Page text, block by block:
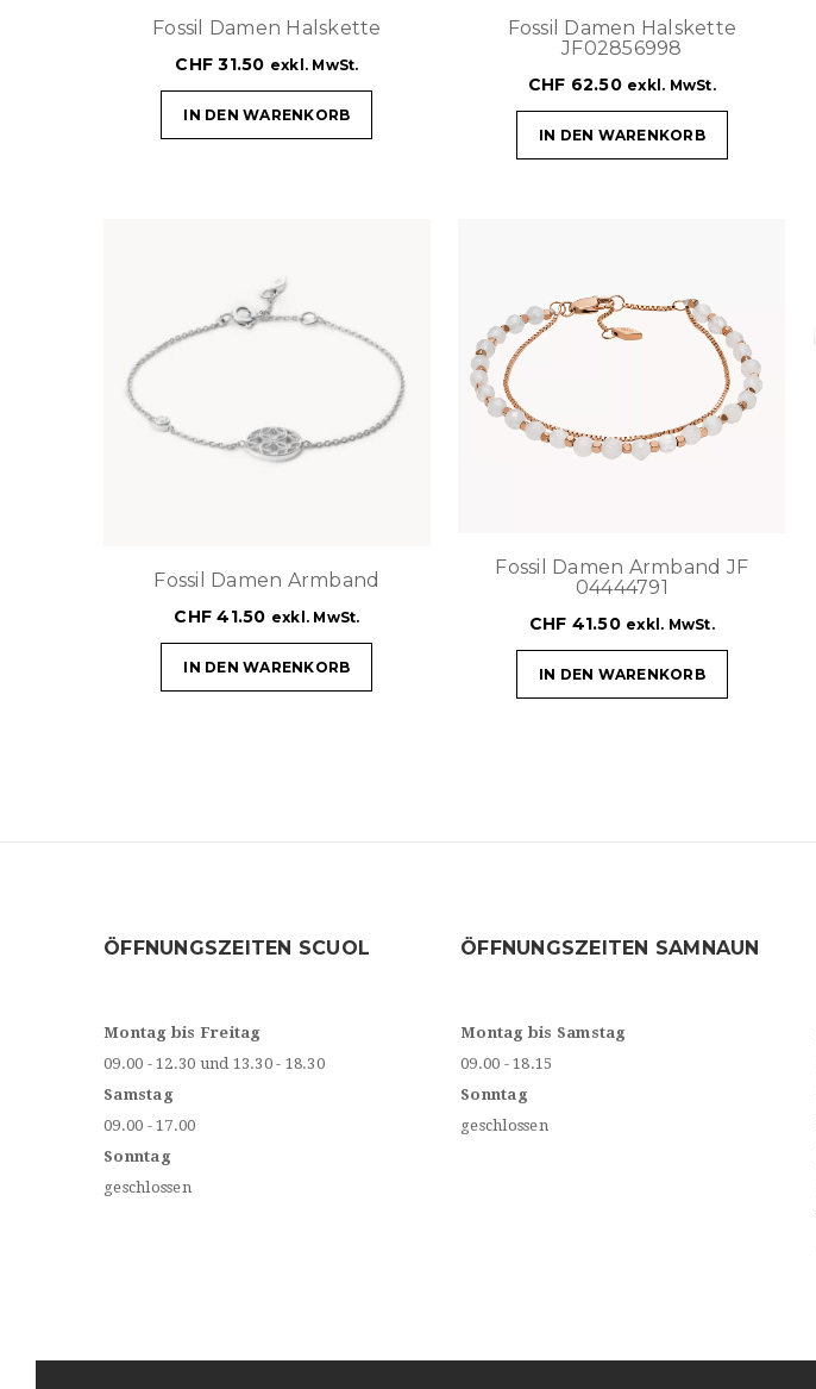
Fossil Damen Halskette
CHF 31.50 exkl. MwSt.
IN DEN WARENKORB
Fossil Damen Halskette
JF02856998
CHF 62.50 exkl. MwSt.
IN DEN WARENKORB
Fossil Damen Armband
CHF 41.50 exkl. MwSt.
IN DEN WARENKORB
Fossil Damen Armband JF
04444791
CHF 41.50 exkl. MwSt.
IN DEN WARENKORB
ÖFFNUNGSZEITEN SCUOL
Montag bis Freitag
09.00 - 12.30 und 13.30 - 18.30
Samstag
09.00 - 17.00
Sonntag
geschlossen
ÖFFNUNGSZEITEN SAMNAUN
Montag bis Samstag
09.00 - 18.15
Sonntag
geschlossen